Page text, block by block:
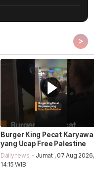
>
Burger King Pecat
yang Ucap Free Palestine
Dailynews - Jumat , 07 Aug 2026,
14:15 WIB